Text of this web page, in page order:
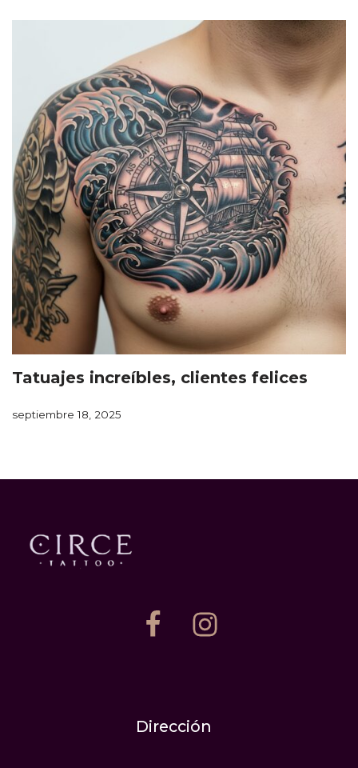
Tatuajes increíbles, clientes felices
septiembre 18, 2025
Dirección